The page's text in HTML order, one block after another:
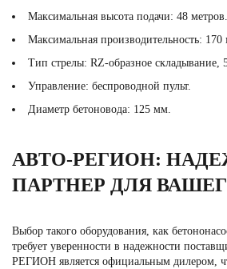
Максимальная высота подачи: 48 метров.
Максимальная производительность: 170
Тип стрелы: RZ-образное складывание,
Управление: беспроводной пульт.
Диаметр бетоновода: 125 мм.
АВТО-РЕГИОН:
ПАРТНЕР ДЛЯ
Выбор такого оборудования, как
требует уверенности в надежности
РЕГИОН является официальным дилером,